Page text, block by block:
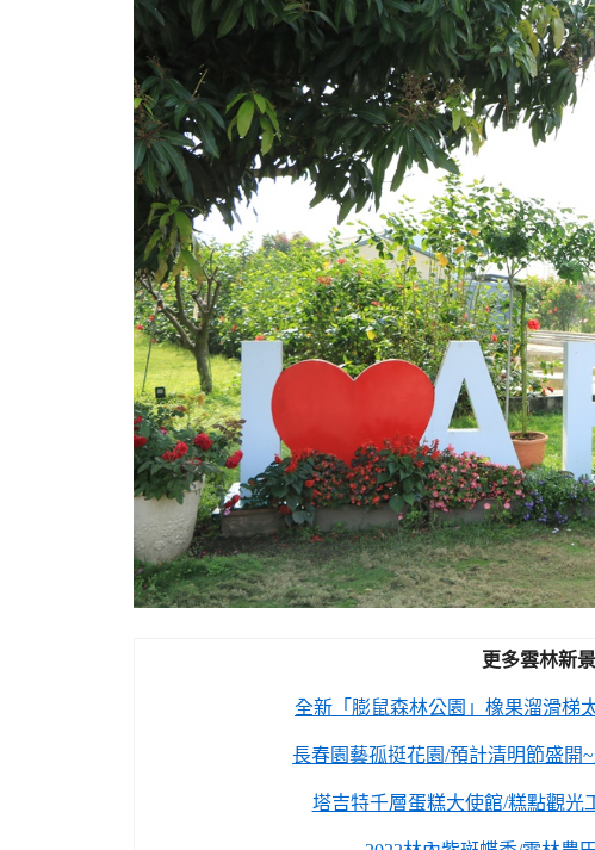
更多雲林新
全新「膨鼠森林公園」橡果溜滑梯
長春園藝孤挺花園/預計清明節盛開
塔吉特千層蛋糕大使館/糕點觀光